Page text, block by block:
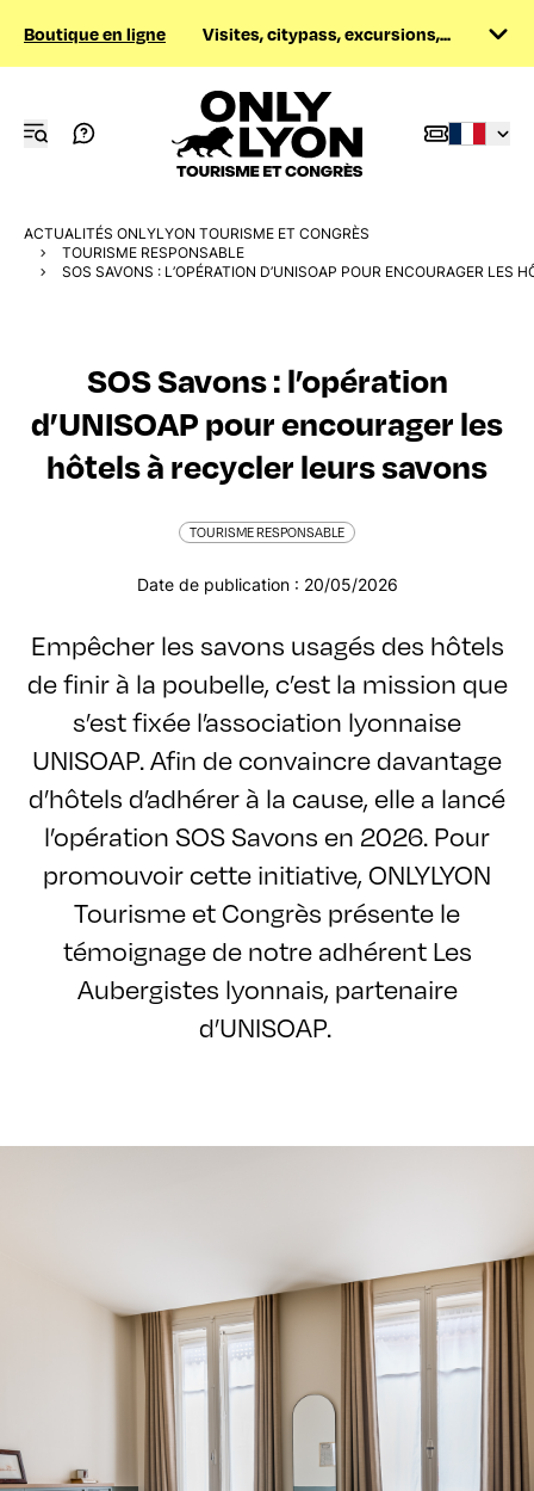
Boutique en ligne Visites, citypass, excursions,...
ACTUALITÉS ONLYLYON TOURISME ET CONGRÈS
TOURISME RESPONSABLE
SOS SAVONS : L’OPÉRATION D’UNISOAP POUR ENCOURAGER LES
SOS Savons : l’opération
d’UNISOAP pour encourager les
hôtels à recycler leurs savons
TOURISME RESPONSABLE
Date de publication : 20/05/2026
Empêcher les savons usagés des hôtels
de finir à la poubelle, c’est la mission que
s’est fixée l’association lyonnaise
UNISOAP. Afin de convaincre davantage
d’hôtels d’adhérer à la cause, elle a lancé
l’opération SOS Savons en 2026. Pour
promouvoir cette initiative, ONLYLYON
Tourisme et Congrès présente le
témoignage de notre adhérent Les
Aubergistes lyonnais, partenaire
d’UNISOAP.